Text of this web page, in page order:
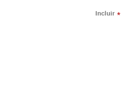
Incluir *